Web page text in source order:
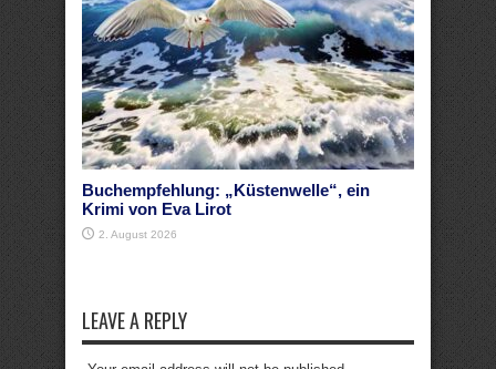
Buchempfehlung: „Küstenwelle“, ein
Krimi von Eva Lirot
2. August 2026
LEAVE A REPLY